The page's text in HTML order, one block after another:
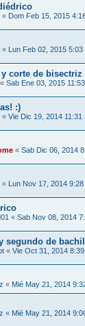
« Dom Feb 15, 2015
« Lun Feb 02, 2015 5:03
corte de bisectriz
« Sab Ene 03, 2015
:)
« Vie Dic 19, 2014 11:31
« Sab Dic 06, 2014
« Lun Nov 17, 2014 9:28
« Sab Nov 08, 2014
segundo de
« Vie Oct 31, 2014
« Mié May 21, 2014
« Mié May 21, 2014